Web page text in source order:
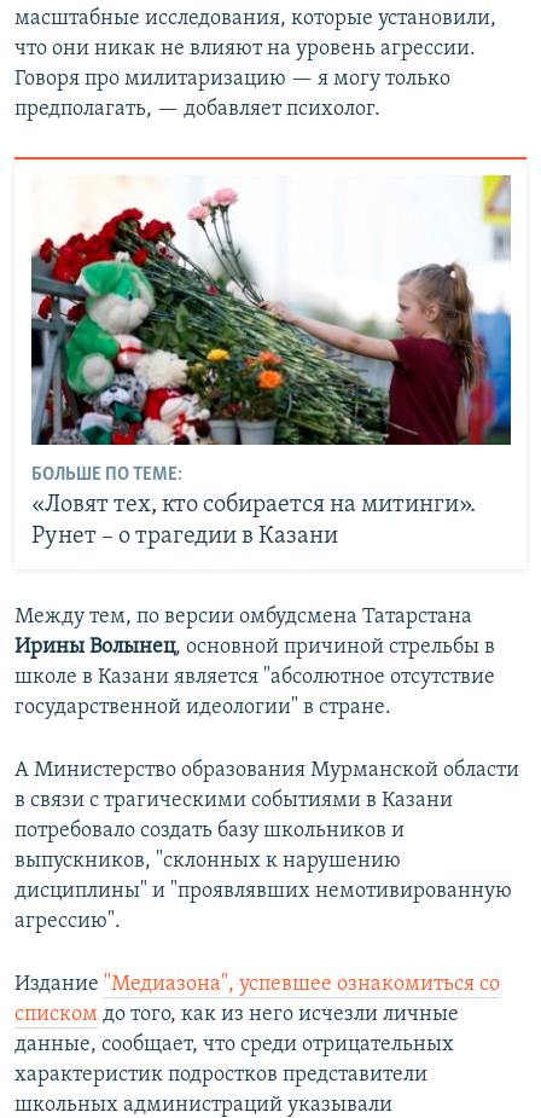
масштабные исследования, которые установили,
что они никак не влияют на уровень агрессии.
Говоря про милитаризацию — я могу только
предполагать, — добавляет психолог.
БОЛЬШЕ ПО ТЕМЕ:
«Ловят тех, кто собирается на митинги».
Рунет – о трагедии в Казани
Между тем, по версии омбудсмена Татарстана
Ирины Волынец, основной причиной стрельбы в
школе в Казани является "абсолютное отсутствие
государственной идеологии" в стране.
А Министерство образования Мурманской области
в связи с трагическими событиями в Казани
потребовало создать базу школьников и
выпускников, "склонных к нарушению
дисциплины" и "проявлявших немотивированную
агрессию".
Издание "Медиазона", успевшее ознакомиться со
списком до того, как из него исчезли личные
данные, сообщает, что среди отрицательных
характеристик подростков представители
школьных администраций указывали